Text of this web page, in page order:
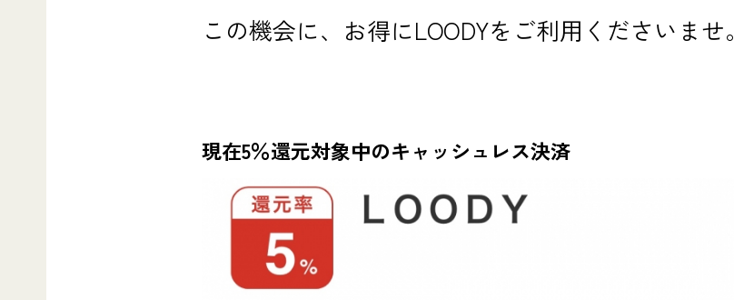
この機会に、お得にLOODYをご利用くださいませ。
現在5％還元対象中のキャッシュレス決済